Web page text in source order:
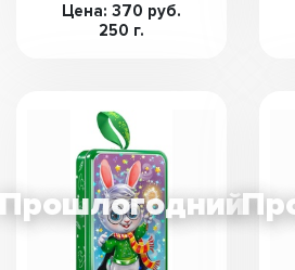
Цена: 370 руб.
250 г.